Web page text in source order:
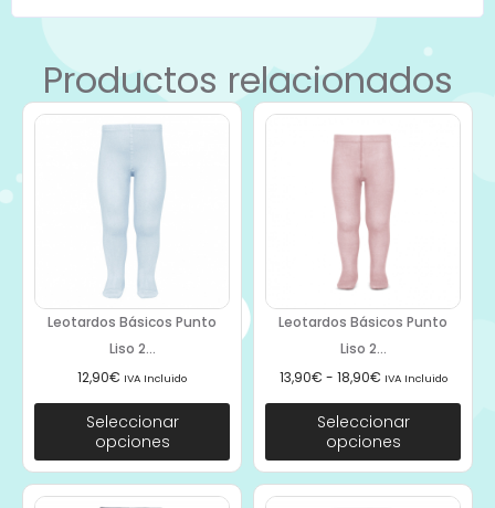
Productos relacionados
Leotardos Básicos Punto
Liso 2...
12,90€ IVA Incluido
Seleccionar
opciones
Leotardos Básicos Punto
Liso 2...
13,90€ - 18,90€ IVA Incluido
Seleccionar
opciones